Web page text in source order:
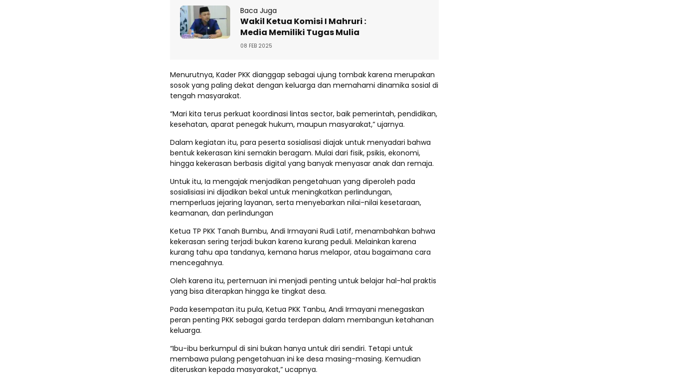
Baca Juga
Wakil Ketua Komisi I Mahruri :
Media Memiliki Tugas Mulia
08 FEB 2025
Menurutnya, Kader PKK dianggap sebagai ujung tombak karena merupakan
sosok yang paling dekat dengan keluarga dan memahami dinamika sosial di
tengah masyarakat.
“Mari kita terus perkuat koordinasi lintas sector, baik pemerintah, pendidikan,
kesehatan, aparat penegak hukum, maupun masyarakat,” ujarnya.
Dalam kegiatan itu, para peserta sosialisasi diajak untuk menyadari bahwa
bentuk kekerasan kini semakin beragam. Mulai dari fisik, psikis, ekonomi,
hingga kekerasan berbasis digital yang banyak menyasar anak dan remaja.
Untuk itu, Ia mengajak menjadikan pengetahuan yang diperoleh pada
sosialisiasi ini dijadikan bekal untuk meningkatkan perlindungan,
memperluas jejaring layanan, serta menyebarkan nilai-nilai kesetaraan,
keamanan, dan perlindungan
Ketua TP PKK Tanah Bumbu, Andi Irmayani Rudi Latif, menambahkan bahwa
kekerasan sering terjadi bukan karena kurang peduli. Melainkan karena
kurang tahu apa tandanya, kemana harus melapor, atau bagaimana cara
mencegahnya.
Oleh karena itu, pertemuan ini menjadi penting untuk belajar hal-hal praktis
yang bisa diterapkan hingga ke tingkat desa.
Pada kesempatan itu pula, Ketua PKK Tanbu, Andi Irmayani menegaskan
peran penting PKK sebagai garda terdepan dalam membangun ketahanan
keluarga.
“Ibu-ibu berkumpul di sini bukan hanya untuk diri sendiri. Tetapi untuk
membawa pulang pengetahuan ini ke desa masing-masing. Kemudian
diteruskan kepada masyarakat,” ucapnya.